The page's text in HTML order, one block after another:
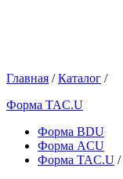
Главная /Каталог /
Форма TAC.U
Форма BDU
Форма ACU
Форма TAC.U /